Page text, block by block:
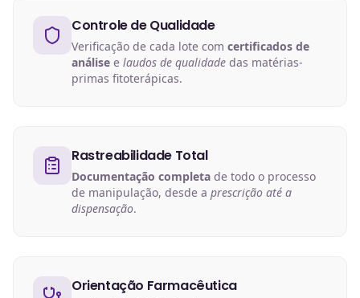
Controle de Qualidade
Verificação de cada lote com certificados de
análise e laudos de qualidade das matérias-
primas fitoterápicas.
Rastreabilidade Total
Documentação completa de todo o processo
de manipulação, desde a prescrição até a
dispensação.
Orientação Farmacêutica